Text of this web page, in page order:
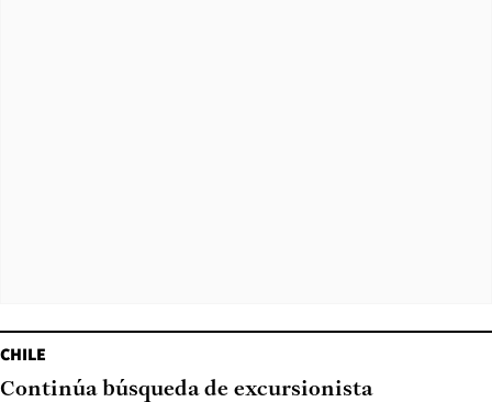
CHILE
Continúa búsqueda de excursionista